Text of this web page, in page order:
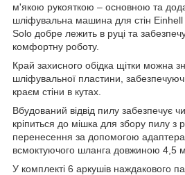
м'якою рукояткою – основною та
шліфувальна машина для стін
Solo добре лежить в руці та
комфортну роботу.
Край захисного обідка щітки можна
шліфувальної пластини,
краєм стіни в кутах.
Вбудований відвід пилу забезпечує
кріпиться до мішка для збору пилу з
перенесення за допомогою
всмоктуючого шланга довжиною 4,5 м.
У комплекті 6 аркушів наждакового